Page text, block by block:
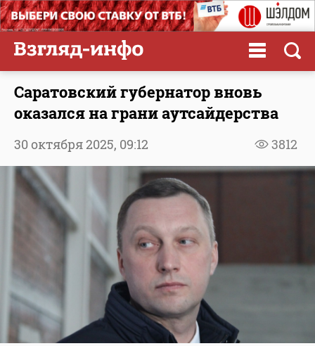
Саратовский губернатор вновь
оказался на грани аутсайдерства
3812
30 октября 2025, 09:12